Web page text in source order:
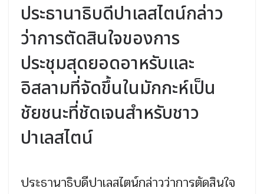
ประธานาธิบดีปาเลสไตน์กล่าว
ว่าการตัดสินใจของการ
ประชุมสุดยอดอาหรับและ
อิสลามที่จัดขึ้นในมักกะห์เป็น
ชัยชนะที่ชัดเจนสำหรับชาว
ปาเลสไตน์
ประธานาธิบดีปาเลสไตน์กล่าวว่าการตัดสินใจ